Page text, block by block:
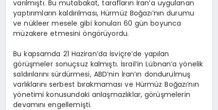
varılmıştı. Bu mutabakat, tarafların İran’a uygulanan
yaptırımların kaldırılması, Hürmüz Boğazı’nın durumu
ve nükleer mesele gibi konuları 60 gün boyunca
müzakere etmesini öngörüyordu.
Bu kapsamda 21 Haziran’da İsviçre’de yapılan
görüşmeler sonuçsuz kalmıştı. İsrail’in Lübnan’a yönelik
saldırılarını sürdürmesi, ABD’nin İran’ın dondurulmuş
varlıklarını serbest bırakmaması ve Hürmüz Boğazı’nın
yönetimi konusundaki anlaşmazlıklar, görüşmelerin
devamını engellemişti.